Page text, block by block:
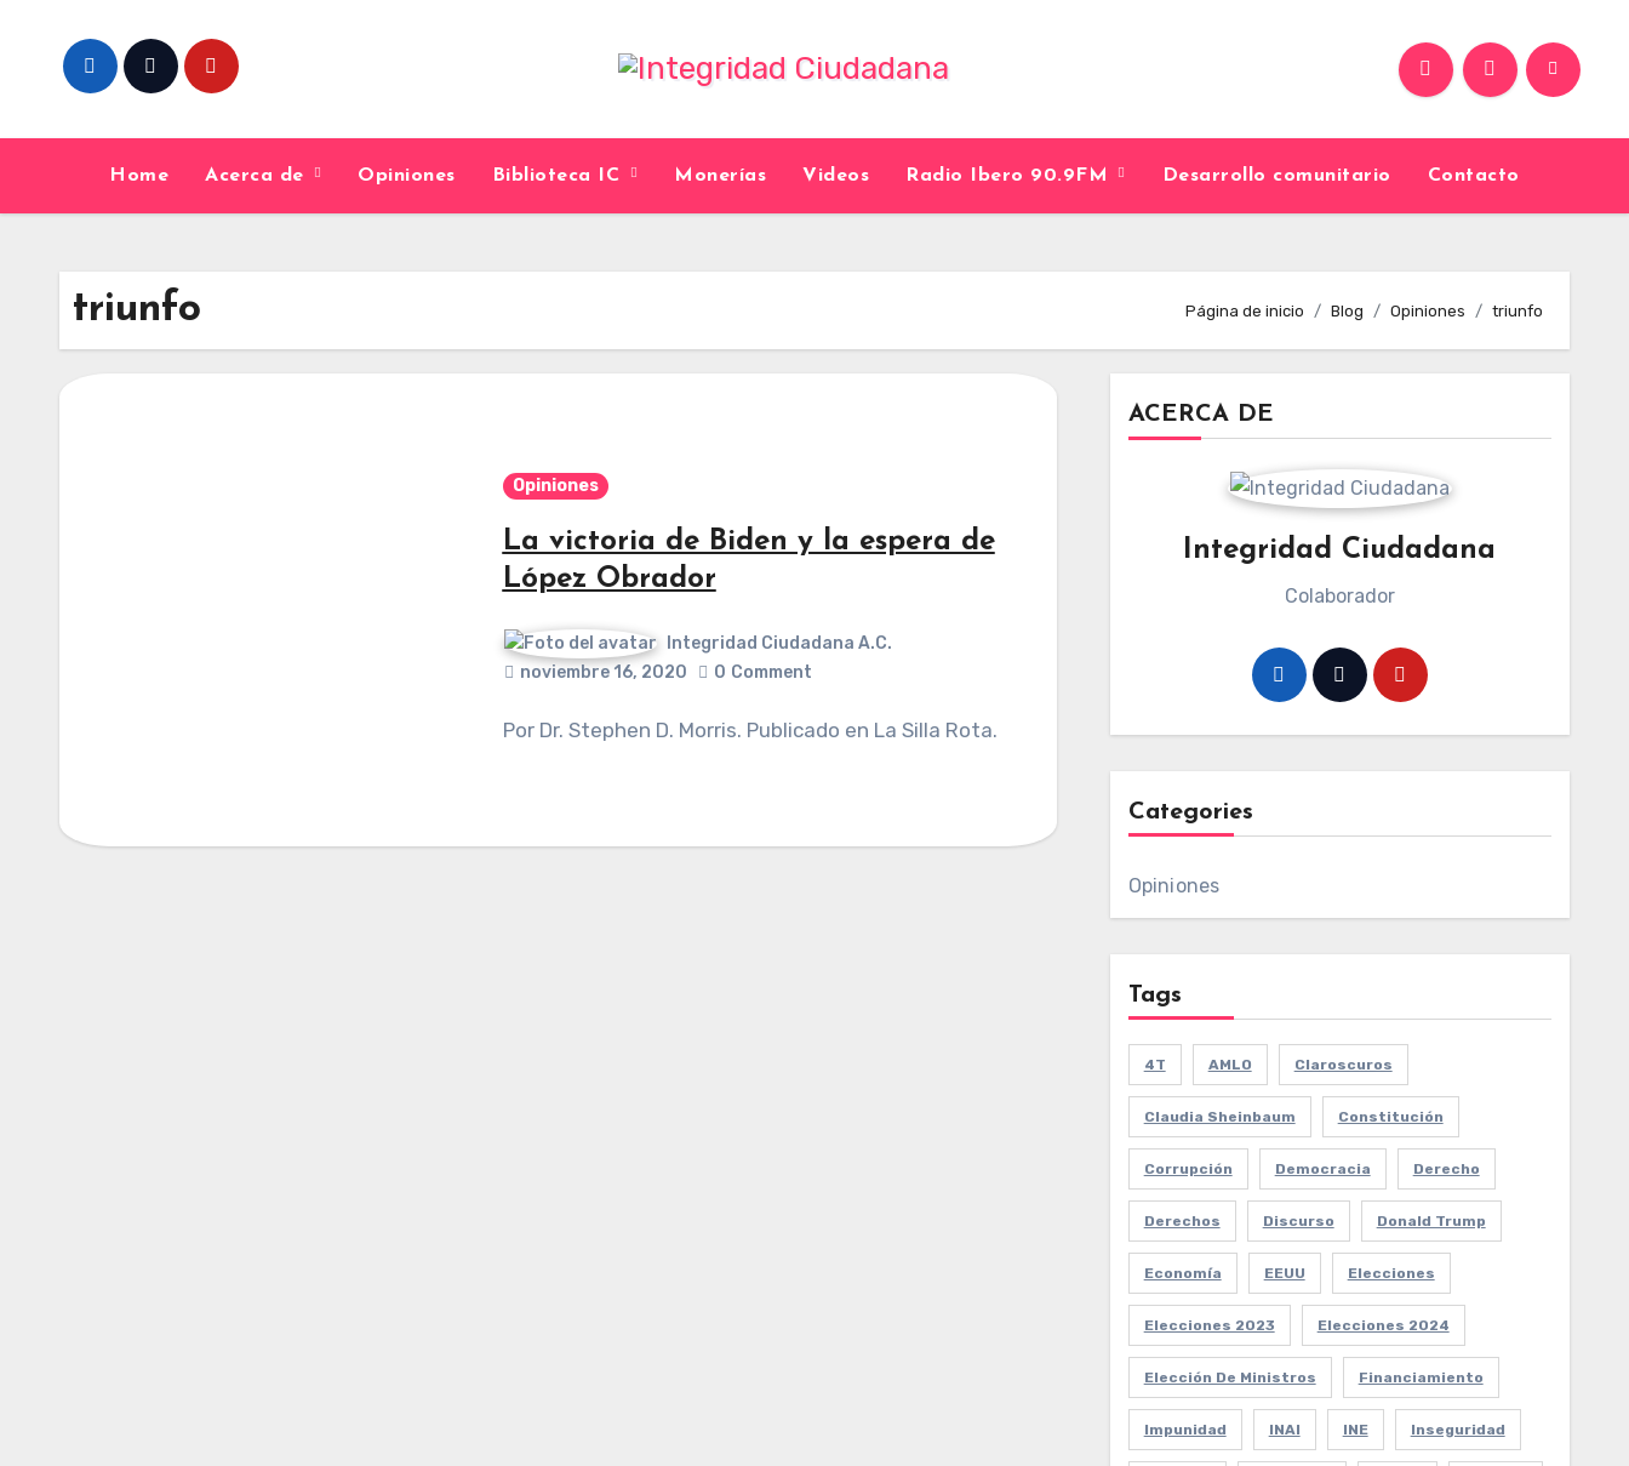
content
Home Acerca de Opiniones Biblioteca IC Monerías Videos Radio Ibero 90.9FM Desarrollo comunitario Contacto
triunfo Página de inicio Blog Opiniones triunfo
Opiniones
La victoria de Biden y la espera de
López Obrador
Integridad Ciudadana A.C.
noviembre 16, 2020
0 Comment
Por Dr. Stephen D. Morris. Publicado en La Silla Rota.
ACERCA DE
Integridad Ciudadana
Colaborador
Categories
Opiniones
Tags
4T AMLO Claroscuros
Claudia Sheinbaum Constitución
Corrupción Democracia Derecho
Derechos Discurso Donald Trump
Economía EEUU Elecciones
Elecciones 2023 Elecciones 2024
Elección De Ministros Financiamiento
Impunidad INAI INE Inseguridad